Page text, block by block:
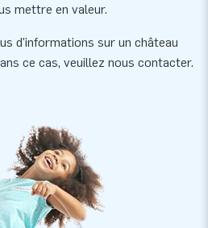
mettre en valeur.
d'informations sur un château
ce cas, veuillez nous contacter.